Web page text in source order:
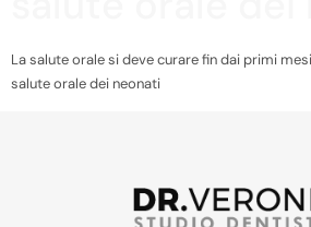
La salute orale si deve curare fin dai primi
salute orale dei neonati